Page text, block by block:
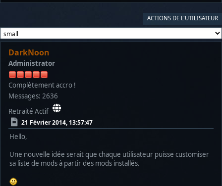
ACTIONS DE L'UTILISATEUR
DarkNoon
Administrator
Complètement accro !
Messages: 2636
Retraité Actif
21 Février 2014, 13:57:47
Hello,
Une nouvelle idée serait que chaque utilisateur puisse customiser
sa liste de mods à partir des mods installés.